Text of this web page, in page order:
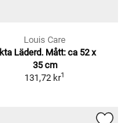
Louis Care
Läderd. Mått: ca 52 x
35 cm
131,72 kr1